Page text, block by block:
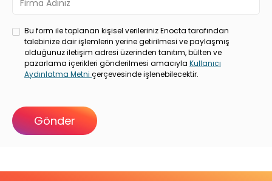
Bu form ile toplanan kişisel verileriniz Enocta tarafından
talebinize dair işlemlerin yerine getirilmesi ve paylaşmış
olduğunuz iletişim adresi üzerinden tanıtım, bülten ve
pazarlama içerikleri gönderilmesi amacıyla Kullanıcı
Aydınlatma Metni çerçevesinde işlenebilecektir.